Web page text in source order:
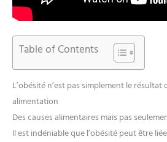
Table of Contents
L’obésité n’est pas simplement le résultat
alimentation
Des causes alimentaires mais pas
Il est indéniable que l’obésité peut être